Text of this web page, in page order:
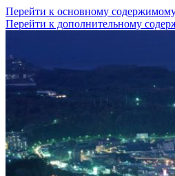
Перейти к основному
Перейти к дополнительному